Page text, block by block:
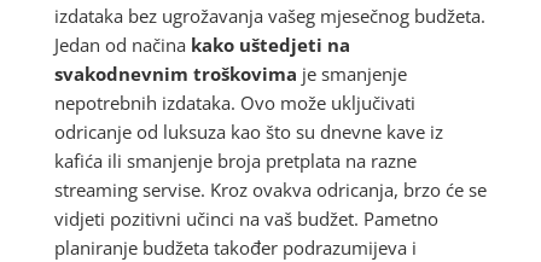
izdataka bez ugrožavanja vašeg mjesečnog budžeta.
Jedan od načina kako uštedjeti na
svakodnevnim troškovima je smanjenje
nepotrebnih izdataka. Ovo može uključivati
odricanje od luksuza kao što su dnevne kave iz
kafića ili smanjenje broja pretplata na razne
streaming servise. Kroz ovakva odricanja, brzo će se
vidjeti pozitivni učinci na vaš budžet. Pametno
planiranje budžeta također podrazumijeva i